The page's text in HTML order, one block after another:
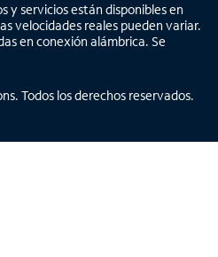
y servicios están disponibles en
velocidades reales pueden variar.
en conexión alámbrica. Se
Todos los derechos reservados.